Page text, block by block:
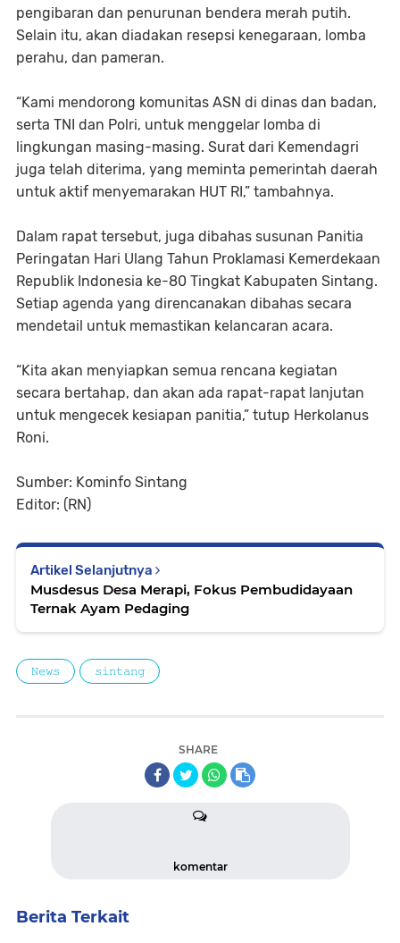
pengibaran dan penurunan bendera merah putih.
Selain itu, akan diadakan resepsi kenegaraan, lomba
perahu, dan pameran.
“Kami mendorong komunitas ASN di dinas dan badan,
serta TNI dan Polri, untuk menggelar lomba di
lingkungan masing-masing. Surat dari Kemendagri
juga telah diterima, yang meminta pemerintah daerah
untuk aktif menyemarakan HUT RI,” tambahnya.
Dalam rapat tersebut, juga dibahas susunan Panitia
Peringatan Hari Ulang Tahun Proklamasi Kemerdekaan
Republik Indonesia ke-80 Tingkat Kabupaten Sintang.
Setiap agenda yang direncanakan dibahas secara
mendetail untuk memastikan kelancaran acara.
“Kita akan menyiapkan semua rencana kegiatan
secara bertahap, dan akan ada rapat-rapat lanjutan
untuk mengecek kesiapan panitia,” tutup Herkolanus
Roni.
Sumber: Kominfo Sintang
Editor: (RN)
Artikel Selanjutnya
Musdesus Desa Merapi, Fokus Pembudidayaan
Ternak Ayam Pedaging
𝙽𝚎𝚠𝚜 𝚜𝚒𝚗𝚝𝚊𝚗𝚐
SHARE
komentar
Berita Terkait